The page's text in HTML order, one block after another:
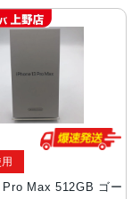
Max 512GB ゴー